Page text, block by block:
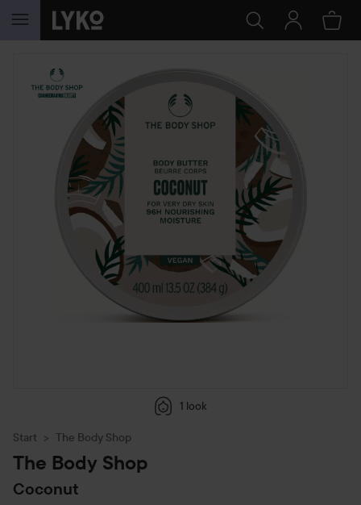
HOPPA TILL INNEHÅLLET
1 look
Start The Body Shop
The Body Shop
Coconut